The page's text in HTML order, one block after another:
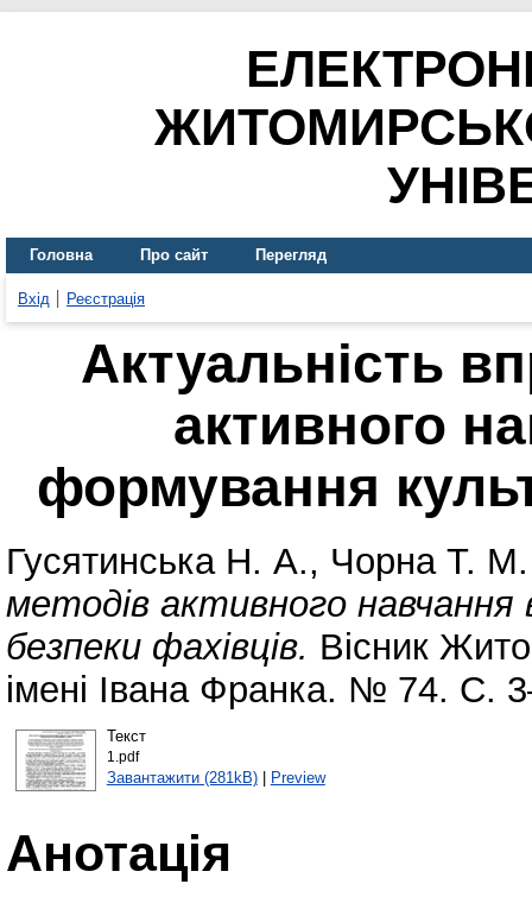
Головна Про сайт Перегляд
Вхід Реєстрація
Актуальність
активного
формування
Гусятинська Н. А., Чорна Т. М.
методів активного
безпеки фахівців. Вісник
імені Івана Франка. № 74. С.
Текст
1.pdf
Завантажити (281kB)| Preview
Анотація